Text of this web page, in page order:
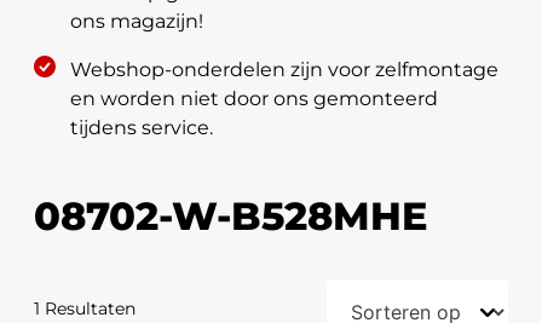
ons magazijn!
Webshop-onderdelen zijn voor zelfmontage
en worden niet door ons gemonteerd
tijdens service.
08702-W-B528MHE
1 Resultaten